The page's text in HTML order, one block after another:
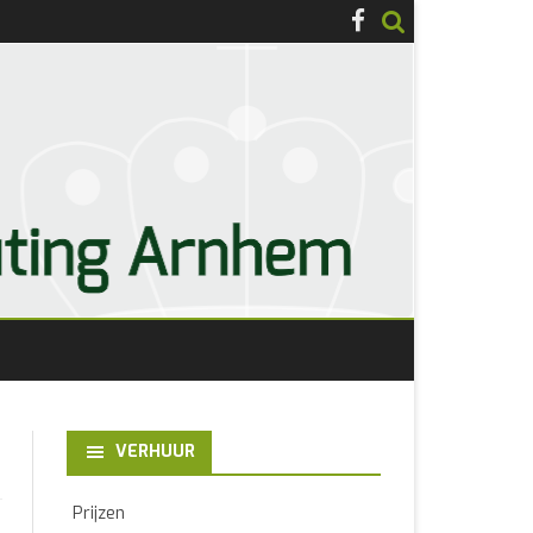
VERHUUR
Prijzen